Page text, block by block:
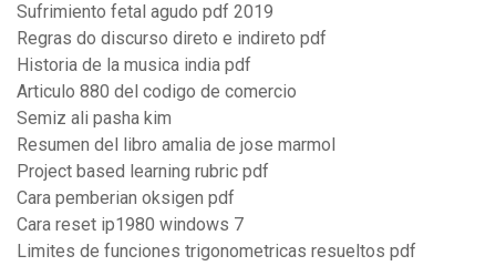
Sufrimiento fetal agudo pdf 2019
Regras do discurso direto e indireto pdf
Historia de la musica india pdf
Articulo 880 del codigo de comercio
Semiz ali pasha kim
Resumen del libro amalia de jose marmol
Project based learning rubric pdf
Cara pemberian oksigen pdf
Cara reset ip1980 windows 7
Limites de funciones trigonometricas resueltos pdf